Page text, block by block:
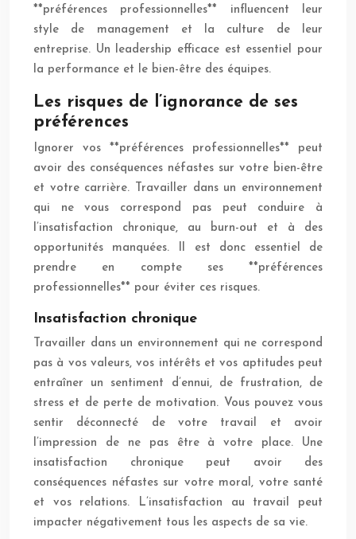
**préférences professionnelles** influencent leur
style de management et la culture de leur
entreprise. Un leadership efficace est essentiel pour
la performance et le bien-être des équipes.
Les risques de l’ignorance de ses
préférences
Ignorer vos **préférences professionnelles** peut
avoir des conséquences néfastes sur votre bien-être
et votre carrière. Travailler dans un environnement
qui ne vous correspond pas peut conduire à
l’insatisfaction chronique, au burn-out et à des
opportunités manquées. Il est donc essentiel de
prendre en compte ses **préférences
professionnelles** pour éviter ces risques.
Insatisfaction chronique
Travailler dans un environnement qui ne correspond
pas à vos valeurs, vos intérêts et vos aptitudes peut
entraîner un sentiment d’ennui, de frustration, de
stress et de perte de motivation. Vous pouvez vous
sentir déconnecté de votre travail et avoir
l’impression de ne pas être à votre place. Une
insatisfaction chronique peut avoir des
conséquences néfastes sur votre moral, votre santé
et vos relations. L’insatisfaction au travail peut
impacter négativement tous les aspects de sa vie.